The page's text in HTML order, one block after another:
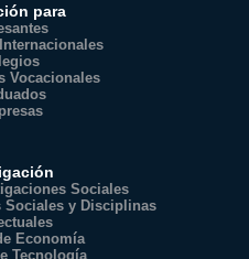
para
Vocacionales
Sociales
Sociales y Disciplinas
Economía
Tecnología